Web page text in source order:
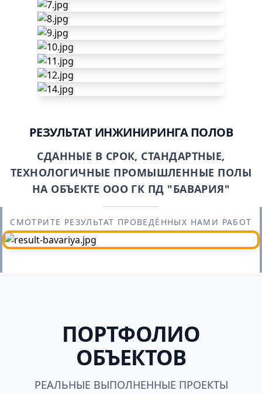
РЕЗУЛЬТАТ ИНЖИНИРИНГА ПОЛОВ
СДАННЫЕ В СРОК, СТАНДАРТНЫЕ,
ТЕХНОЛОГИЧНЫЕ ПРОМЫШЛЕННЫЕ ПОЛЫ
НА ОБЪЕКТЕ ООО ГК ПД "БАВАРИЯ"
СМОТРИТЕ РЕЗУЛЬТАТ ПРОВЕДЁННЫХ НАМИ РАБОТ
ПОРТФОЛИО
ОБЪЕКТОВ
РЕАЛЬНЫЕ ВЫПОЛНЕННЫЕ ПРОЕКТЫ